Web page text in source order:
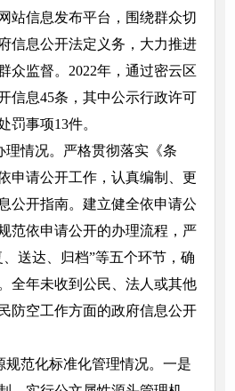
站信息发布平台，围绕群众切
信息公开法定义务，大力推进
众监督。2022年，通过密云区
信息45条，其中公示行政许可
罚事项13件。
理情况。严格贯彻落实《条
申请公开工作，认真编制、更
公开指南。建立健全依申请公
范依申请公开的办理流程，严
送达、归档”等五个环节，确
全年未收到公民、法人或其他
防空工作方面的政府信息公开
规范化标准化管理情况。一是